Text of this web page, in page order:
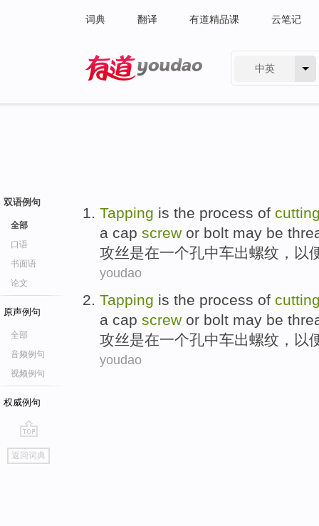
词典 翻译 有道精品课 云笔记
中英
双语例句
全部
口语
书面语
论文
原声例句
全部
音频例句
视频例句
权威例句
go
top
返回词典
Tapping is the process of
a cap screw or bolt may be
攻丝是在一个孔中车出螺纹，以
youdao
Tapping is the process of
a cap screw or bolt may be
攻丝是在一个孔中车出螺纹，以
youdao